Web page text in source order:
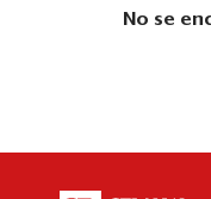
¿Qué está
No se